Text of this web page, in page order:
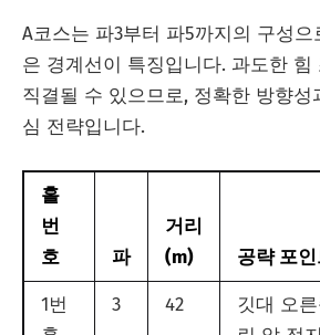
A코스는 파3부터 파5까지의 구성
은 경계선이 특징입니다. 과도한 힘
직결될 수 있으므로, 정확한 방향성
심 전략입니다.
홀
번
호
파
거리
(m)
공략 포
1번
3 42
깃대 오